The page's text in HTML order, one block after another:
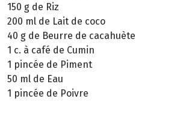
150 g de Riz
200 ml de Lait de coco
40 g de Beurre de cacahuète
1 c. à café de Cumin
1 pincée de Piment
50 ml de Eau
1 pincée de Poivre